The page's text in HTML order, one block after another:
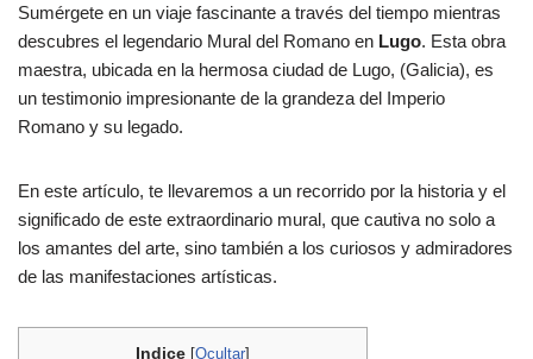
Sumérgete en un viaje fascinante a través del tiempo mientras
descubres el legendario Mural del Romano en Lugo. Esta obra
maestra, ubicada en la hermosa ciudad de Lugo, (Galicia), es
un testimonio impresionante de la grandeza del Imperio
Romano y su legado.
En este artículo, te llevaremos a un recorrido por la historia y el
significado de este extraordinario mural, que cautiva no solo a
los amantes del arte, sino también a los curiosos y admiradores
de las manifestaciones artísticas.
Indice [Ocultar]